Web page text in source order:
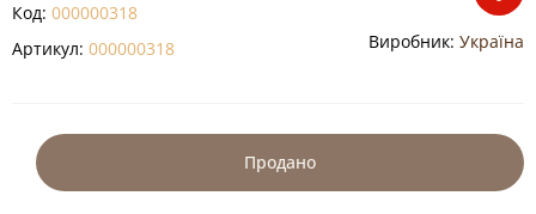
Код: 000000318
Артикул: 000000318 Виробник: Україна
Продано